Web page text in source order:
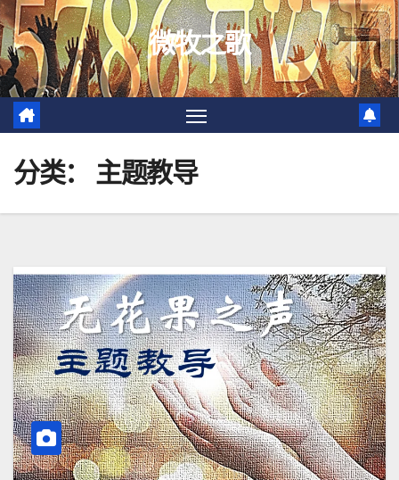
跳
至
内
容
微牧之歌
分类： 主题教导